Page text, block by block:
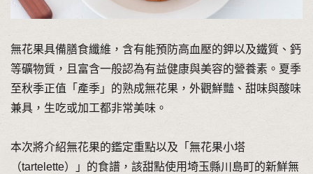
無花果具備膳食纖維，含有能預防高血壓的鉀以及鐵質、鈣
等礦物質，且富含一般認為有益健康與美容的營養素。夏季
至秋季正值「產季」的熟成無花果，外觀鮮豔、甜味與酸味
兼具，生吃或加工都非常美味。
本次將介紹無花果的鑑定重點以及「無花果小塔
（tartelette）」的食譜，該甜點使用埼玉縣川島町的新鮮無